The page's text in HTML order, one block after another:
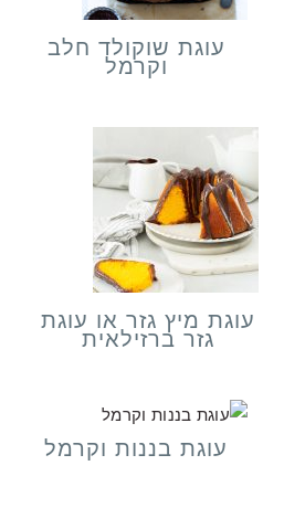
עוגת שוקולד חלב
וקרמל
עוגת מיץ גזר או עוגת
גזר ברזילאית
עוגת בננות וקרמל